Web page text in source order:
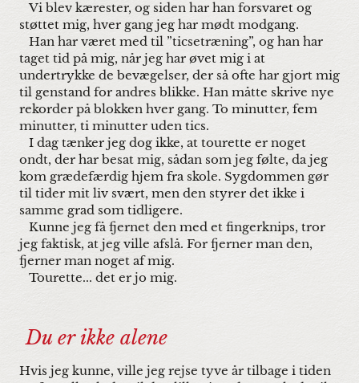
Vi blev kærester, og siden har han forsvaret og
støttet mig, hver gang jeg har mødt modgang.
Han har været med til ”ticsetræning”, og han har
taget tid på mig, når jeg har øvet mig i at
undertrykke de bevægelser, der så ofte har gjort mig
til genstand for andres blikke. Han måtte skrive nye
rekorder på blokken hver gang. To minutter, fem
minutter, ti minutter uden tics.
I dag tænker jeg dog ikke, at tourette er noget
ondt, der har besat mig, sådan som jeg følte, da jeg
kom grædefærdig hjem fra skole. Sygdommen gør
til tider mit liv svært, men den styrer det ikke i
samme grad som tidligere.
Kunne jeg få fjernet den med et fingerknips, tror
jeg faktisk, at jeg ville afslå. For fjerner man den,
fjerner man noget af mig.
Tourette... det er jo mig.
Du er ikke alene
Hvis jeg kunne, ville jeg rejse tyve år tilbage i tiden